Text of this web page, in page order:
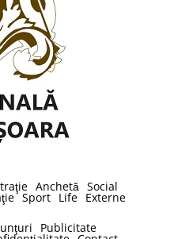
Anchetă Social
Sport Life Externe
Publicitate